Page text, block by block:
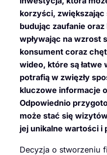
korzyści,
budując zaufanie
wpływając na wzrost
konsument coraz
wideo, które są łatwe
potrafią w zwięzły
kluczowe informacje
Odpowiednio
może stać się
jej unikalne wartości i
Decyzja o stworzeniu